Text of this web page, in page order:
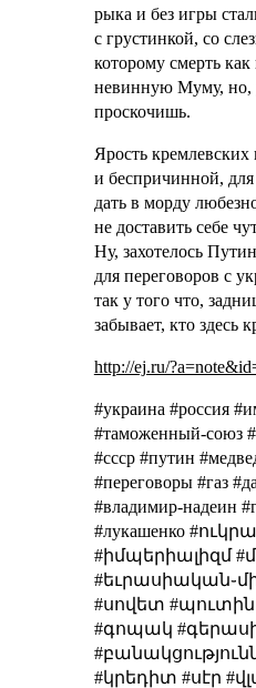
рыка и без игры
с грустинкой, со
которому смерть как
невинную Муму, но,
проскочишь.
Ярость
и беспричинной,
дать в морду
не доставить себе
Ну, захотелось
для переговоров с
так у того что,
забывает, кто здесь
http://ej.ru/
#украина #россия
#таможенный-союз
#ссср #путин
#переговоры #газ
#владимир-надеин
#лукашенко
#իմպերիալիզմ
#սովետ #պուտին
#գոպակ
#կրեդիտ #սէր